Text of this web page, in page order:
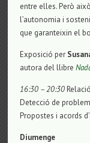
entre elles. Però
l’autonomia i
que garanteixin el
Exposició per
autora del llibre
16:30 – 20:30
Detecció de
Propostes i acords
Diumenge